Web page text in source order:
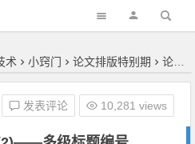
术 小窍门 论文排版特别期 论文word排版小窍门(2)——多级标题编号
发表评论 10,281 views